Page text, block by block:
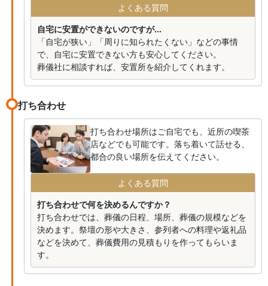
よくある質問
自宅に安置ができないのですが...
「自宅が狭い」「周りに知られたくない」などの事情
で、自宅に安置できない方も安心してください。
葬儀社に相談すれば、安置所を紹介してくれます。
打ち合わせ
打ち合わせ場所はご自宅でも、近所の喫茶
店などでも可能です。落ち着いて話せる、
都合の良い場所を伝えてください。
よくある質問
打ち合わせで何を決めるんですか？
打ち合わせでは、葬儀の日程、場所、葬儀の規模などを
決めます。祭壇の形や大きさ、参列者への料理や返礼品
などを決めて、葬儀費用の見積もりを作ってもらいま
す。